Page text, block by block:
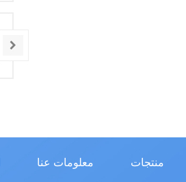
معلومات عنا منتجات